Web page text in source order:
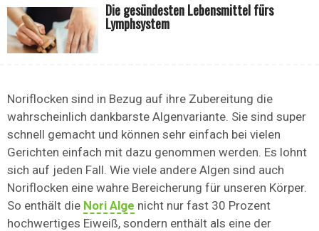
Die gesündesten Lebensmittel fürs
Lymphsystem
Noriflocken sind in Bezug auf ihre Zubereitung die
wahrscheinlich dankbarste Algenvariante. Sie sind super
schnell gemacht und können sehr einfach bei vielen
Gerichten einfach mit dazu genommen werden. Es lohnt
sich auf jeden Fall. Wie viele andere Algen sind auch
Noriflocken eine wahre Bereicherung für unseren Körper.
So enthält die Nori Alge nicht nur fast 30 Prozent
hochwertiges Eiweiß, sondern enthält als eine der